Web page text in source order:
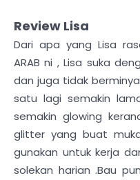
Review Lisa
Dari apa yang Lisa
ARAB ni , Lisa suka
dan juga tidak
satu lagi semakin
semakin glowing
glitter yang buat
gunakan untuk kerja
solekan harian .Bau